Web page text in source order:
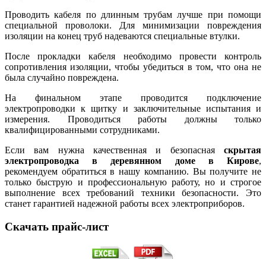
Проводить кабеля по длинным трубам лучше при помощи
специальной проволоки. Для минимизации повреждения
изоляции на конец труб надеваются специальные втулки.
После прокладки кабеля необходимо провести контроль
сопротивления изоляции, чтобы убедиться в том, что она не
была случайно повреждена.
На финальном этапе проводится подключение
электропроводки к щитку и заключительные испытания и
измерения. Проводиться работы должны только
квалифицированными сотрудниками.
Если вам нужна качественная и безопасная скрытая
электропроводка в деревянном доме в Кирове,
рекомендуем обратиться в нашу компанию. Вы получите не
только быструю и профессиональную работу, но и строгое
выполнение всех требований техники безопасности. Это
станет гарантией надежной работы всех электроприборов.
Скачать прайс-лист